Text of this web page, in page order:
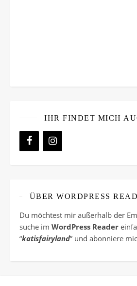
IHR FINDET MICH
ÜBER WORDPRESS
Du möchtest mir außerhalb der
suche im WordPress Reader
“katisfairyland” und abonniere